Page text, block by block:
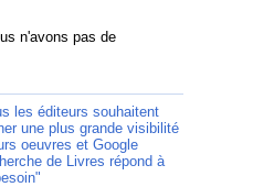
n'avons pas de
les éditeurs souhaitent
une plus grande visibilité
oeuvres et Google
de Livres répond à